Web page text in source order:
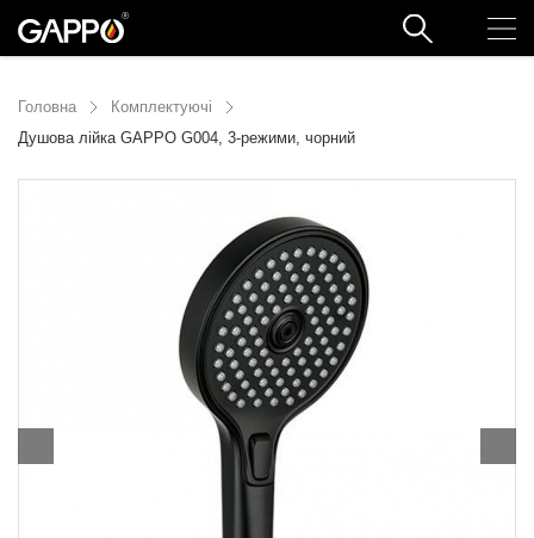
Головна
Комплектуючі
Душова лійка GAPPO G004, 3-режими, чорний